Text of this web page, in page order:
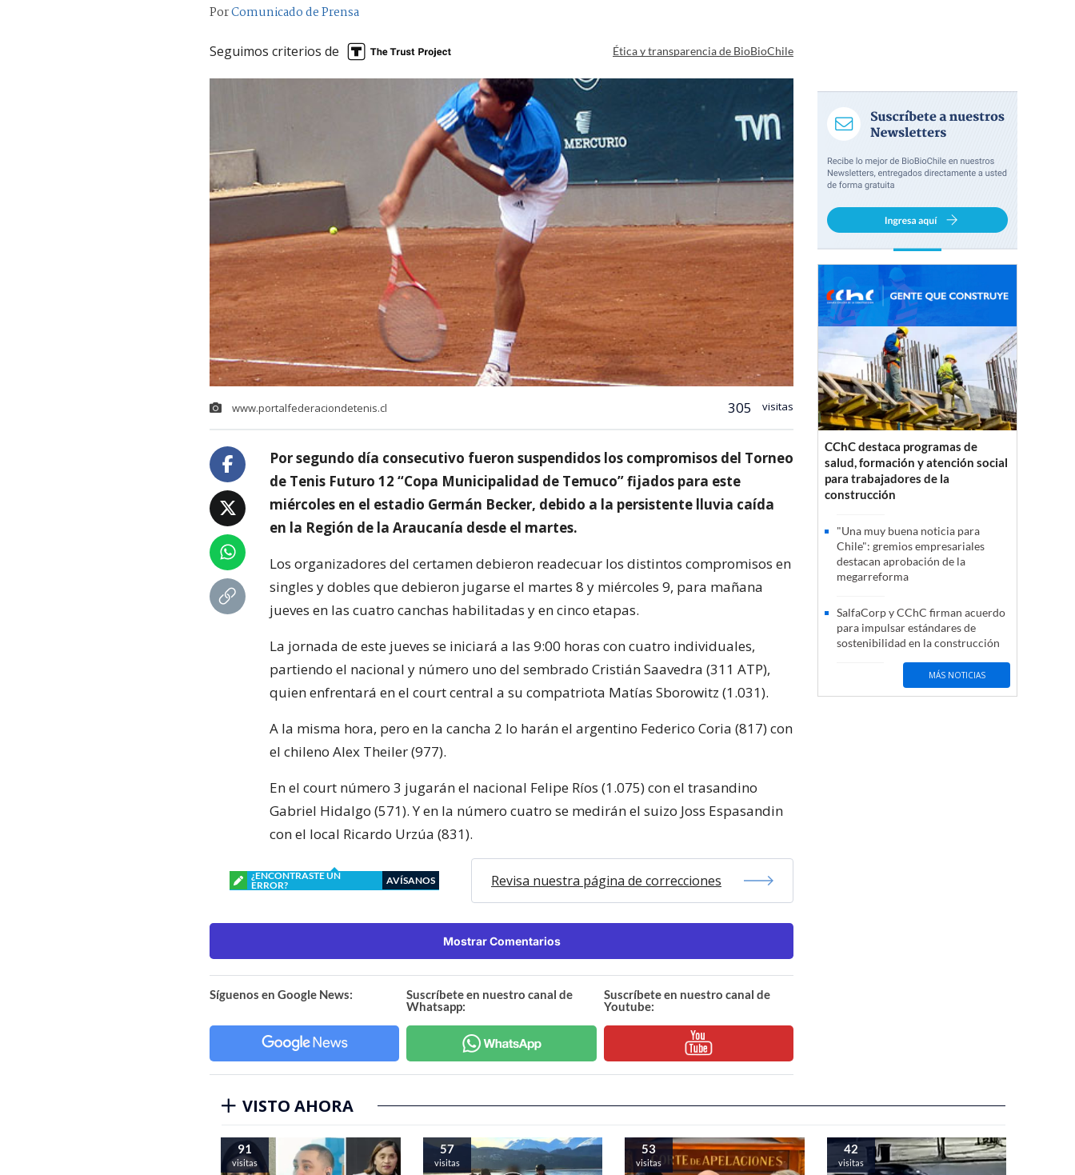
PorComunicado de Prensa
Seguimos criterios de Ética y transparencia de BioBioChile
www.portalfederaciondetenis.cl 305 visitas
Por segundo día consecutivo fueron suspendidos los compromisos del Torneo
de Tenis Futuro 12 “Copa Municipalidad de Temuco” fijados para este
miércoles en el estadio Germán Becker, debido a la persistente lluvia caída
en la Región de la Araucanía desde el martes.
Los organizadores del certamen debieron readecuar los distintos compromisos en
singles y dobles que debieron jugarse el martes 8 y miércoles 9, para mañana
jueves en las cuatro canchas habilitadas y en cinco etapas.
La jornada de este jueves se iniciará a las 9:00 horas con cuatro individuales,
partiendo el nacional y número uno del sembrado Cristián Saavedra (311 ATP),
quien enfrentará en el court central a su compatriota Matías Sborowitz (1.031).
A la misma hora, pero en la cancha 2 lo harán el argentino Federico Coria (817) con
el chileno Alex Theiler (977).
En el court número 3 jugarán el nacional Felipe Ríos (1.075) con el trasandino
Gabriel Hidalgo (571). Y en la número cuatro se medirán el suizo Joss Espasandin
con el local Ricardo Urzúa (831).
¿ENCONTRASTE UN
ERROR?
AVÍSANOS Revisa nuestra página de correcciones
Mostrar Comentarios
Síguenos en Google News:
Suscríbete en nuestro canal de
Whatsapp:
Suscríbete en nuestro canal de
Youtube:
CChC destaca programas de
salud, formación y atención social
para trabajadores de la
construcción
"Una muy buena noticia para
Chile": gremios empresariales
destacan aprobación de la
megarreforma
SalfaCorp y CChC firman acuerdo
para impulsar estándares de
sostenibilidad en la construcción
MÁS NOTICIAS
VISTO AHORA
91
visitas
57
visitas
53
visitas
42
visitas